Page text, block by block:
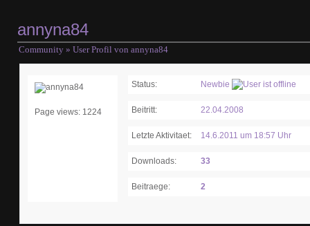
annyna84
Community » User Profil von annyna84
Page views: 1224
Status: Newbie
Beitritt: 22.04.2008
Letzte Aktivitaet: 14.6.2011 um 18:57 Uhr
Downloads: 33
Beitraege: 2